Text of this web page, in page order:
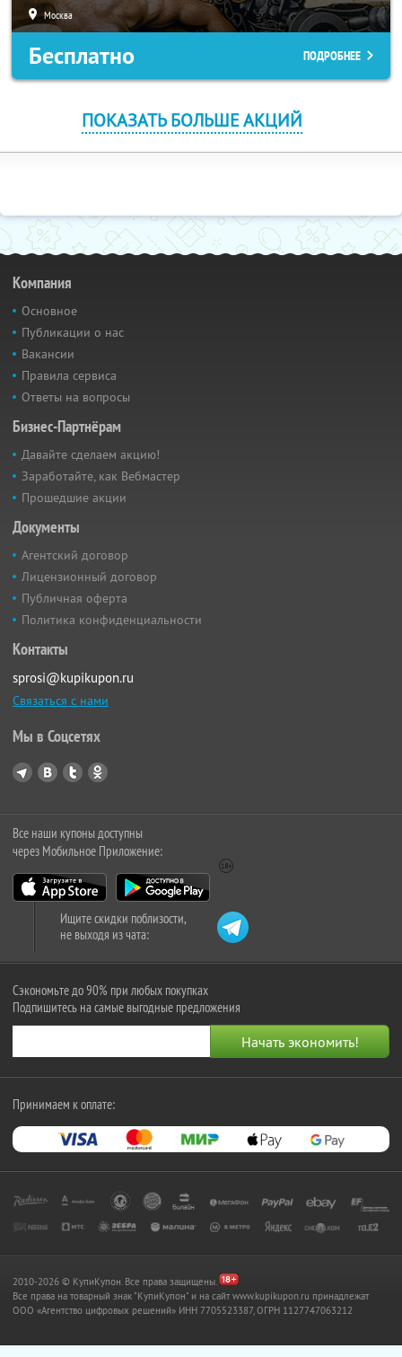
Москва
Бесплатно ПОДРОБНЕЕ
ПОКАЗАТЬ БОЛЬШЕ АКЦИЙ
Компания
Основное
Публикации о нас
Вакансии
Правила сервиса
Ответы на вопросы
Бизнес-Партнёрам
Давайте сделаем акцию!
Заработайте, как Вебмастер
Прошедшие акции
Документы
Агентский договор
Лицензионный договор
Публичная оферта
Политика конфиденциальности
Контакты
sprosi@kupikupon.ru
Связаться с нами
Мы в Соцсетях
Все наши купоны доступны
через Мобильное Приложение:
Ищите скидки поблизости,
не выходя из чата:
Сэкономьте до 90% при любых покупках
Подпишитесь на самые выгодные предложения
Принимаем к оплате:
2010-2026 © КупиКупон. Все права защищены.
Все права на товарный знак "КупиКупон" и на сайт www.kupikupon.ru принадлежат
OOO «Агентство цифровых решений» ИНН 7705523387, ОГРН 1127747063212